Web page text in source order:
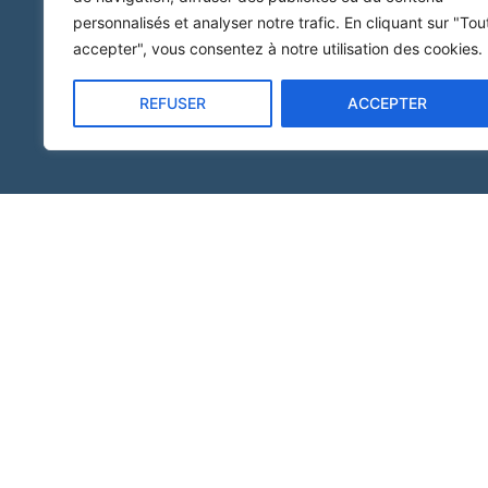
personnalisés et analyser notre trafic. En cliquant sur
accepter", vous consentez à notre utilisation des cookies.
REFUSER ACCEPTER